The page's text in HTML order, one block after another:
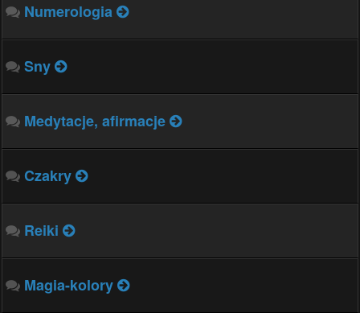
Numerologia
Sny
Medytacje, afirmacje
Czakry
Reiki
Magia-kolory